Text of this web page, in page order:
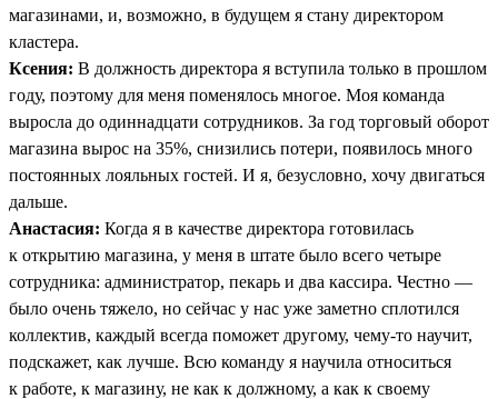
магазинами, и, возможно, в будущем я стану директором
кластера.
Ксения: В должность директора я вступила только в прошлом
году, поэтому для меня поменялось многое. Моя команда
выросла до одиннадцати сотрудников. За год торговый оборот
магазина вырос на 35%, снизились потери, появилось много
постоянных лояльных гостей. И я, безусловно, хочу двигаться
дальше.
Анастасия: Когда я в качестве директора готовилась
к открытию магазина, у меня в штате было всего четыре
сотрудника: администратор, пекарь и два кассира. Честно —
было очень тяжело, но сейчас у нас уже заметно сплотился
коллектив, каждый всегда поможет другому, чему-то научит,
подскажет, как лучше. Всю команду я научила относиться
к работе, к магазину, не как к должному, а как к своему